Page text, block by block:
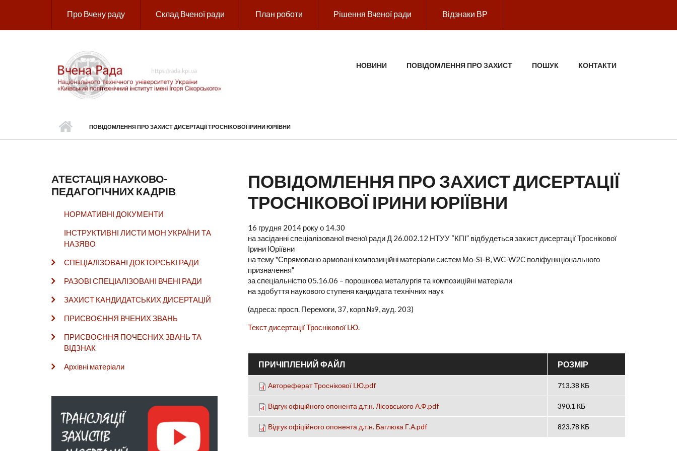
Про Вчену раду Склад Вченої ради План роботи Рішення Вченої ради Відзнаки ВР
ГОЛОВНЕ МЕНЮНОВИНИ ПОВІДОМЛЕННЯ ПРО ЗАХИСТ ПОШУК КОНТАКТИ
ПОВІДОМЛЕННЯ ПРО ЗАХИСТ ДИСЕРТАЦІЇ ТРОСНІКОВОЇ ІРИНИ ЮРІЇВНИ
АТЕСТАЦІЯ НАУКОВО-
ПЕДАГОГІЧНИХ КАДРІВ
НОРМАТИВНІ ДОКУМЕНТИ
ІНСТРУКТИВНІ ЛИСТИ МОН УКРАЇНИ ТА
НАЗЯВО
СПЕЦІАЛІЗОВАНІ ДОКТОРСЬКІ РАДИ
РАЗОВІ СПЕЦІАЛІЗОВАНІ ВЧЕНІ РАДИ
ЗАХИСТ КАНДИДАТСЬКИХ ДИСЕРТАЦІЙ
ПРИСВОЄННЯ ВЧЕНИХ ЗВАНЬ
ПРИСВОЄННЯ ПОЧЕСНИХ ЗВАНЬ ТА
ВІДЗНАК
Архівні матеріали
ПОВІДОМЛЕННЯ ПРО ЗАХИСТ ДИСЕРТАЦІЇ
ТРОСНІКОВОЇ ІРИНИ ЮРІЇВНИ
16 грудня 2014 року о 14.30
на засіданні спеціалізованої вченої ради Д 26.002.12 НТУУ “КПІ” відбудеться захист дисертації Троснікової
Ірини Юріївни
на тему "Спрямовано армовані композиційні матеріали систем Мо-Si-B, WC-W2C поліфункціонального
призначення"
за спеціальністю 05.16.06 – порошкова металургія та композиційні матеріали
на здобуття наукового ступеня кандидата технічних наук
(адреса: просп. Перемоги, 37, корп.№9, ауд. 203)
Текст дисертації Троснікової І.Ю.
ПРИЧІПЛЕНИЙ ФАЙЛ РОЗМІР
Автореферат Троснікової І.Ю.pdf 713.38 КБ
Відгук офіційного опонента д.т.н. Лісовського А.Ф.pdf 390.1 КБ
Відгук офіційного опонента д.т.н. Баглюка Г.А.pdf 823.78 КБ